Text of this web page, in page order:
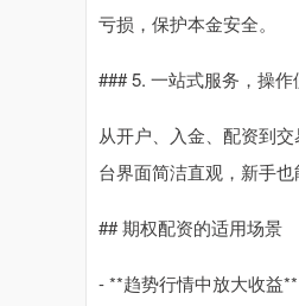
亏损，保护本金安全。
### 5. 一站式服务，操作
从开户、入金、配资到
台界面简洁直观，新手也
## 期权配资的适用场景
- **趋势行情中放大收益